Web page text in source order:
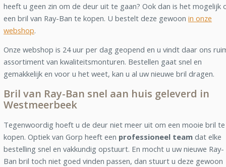
heeft u geen zin om de deur uit te gaan? Ook dan is het mogelijk
een bril van Ray-Ban te kopen. U bestelt deze gewoon in onze
webshop.
Onze webshop is 24 uur per dag geopend en u vindt daar ons
assortiment van kwaliteitsmonturen. Bestellen gaat snel en
gemakkelijk en voor u het weet, kan u al uw nieuwe bril dragen.
Bril van Ray-Ban snel aan huis geleverd in
Westmeerbeek
Tegenwoordig hoeft u de deur niet meer uit om een mooie bril te
kopen. Optiek van Gorp heeft een professioneel team dat elke
bestelling snel en vakkundig opstuurt. En mocht u uw nieuwe Ray-
Ban bril toch niet goed vinden passen, dan stuurt u deze gewoon